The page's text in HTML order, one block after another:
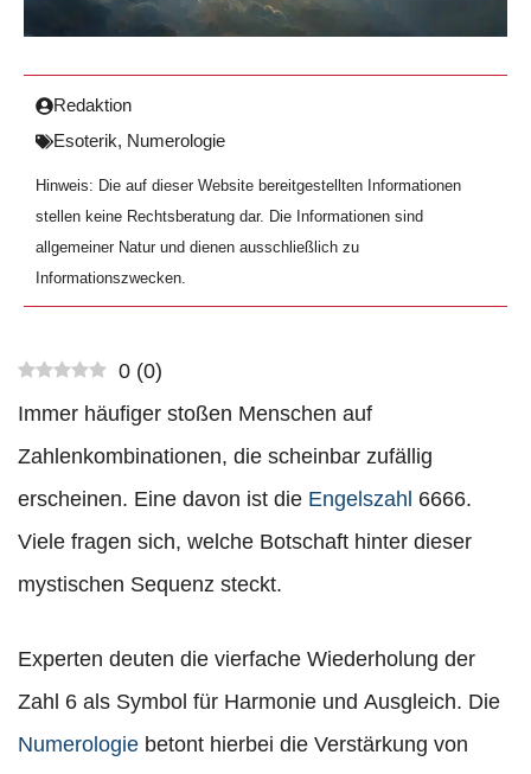
Redaktion
Esoterik, Numerologie
Hinweis: Die auf dieser Website bereitgestellten Informationen
stellen keine Rechtsberatung dar. Die Informationen sind
allgemeiner Natur und dienen ausschließlich zu
Informationszwecken.
0 (0)
Immer häufiger stoßen Menschen auf
Zahlenkombinationen, die scheinbar zufällig
erscheinen. Eine davon ist die Engelszahl 6666.
Viele fragen sich, welche Botschaft hinter dieser
mystischen Sequenz steckt.
Experten deuten die vierfache Wiederholung der
Zahl 6 als Symbol für Harmonie und Ausgleich. Die
Numerologie betont hierbei die Verstärkung von